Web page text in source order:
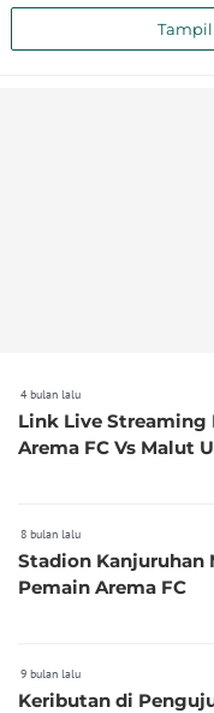
4 bulan lalu
Link Live Streaming
Arema FC Vs Malut
8 bulan lalu
Stadion Kanjuruhan
Pemain Arema FC
9 bulan lalu
Keributan di